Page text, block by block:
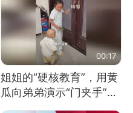
00:17
姐姐的“硬核教育”，用黄
瓜向弟弟演示“门夹手”，